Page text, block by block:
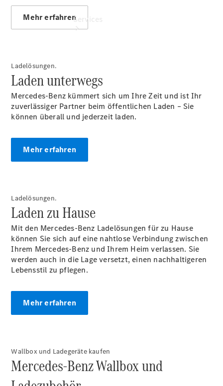
Services
Übersicht
Serviceangebote
Reifen &
Teile &
Zubehör
Pannen- &
Umrüstungen
Warnung: Betrug
beim
Gebrauchtwagenkauf
Service für
Reisemobile
Gebrauchtwagensuche
Extras
Mehr erfahren
Ladelösungen.
Laden unterwegs
Mercedes-Benz kümmert sich um Ihre Zeit und ist Ihr
zuverlässiger Partner beim öffentlichen Laden – Sie
können überall und jederzeit laden.
Mehr erfahren
Ladelösungen.
Laden zu Hause
Mit den Mercedes-Benz Ladelösungen für zu Hause
können Sie sich auf eine nahtlose Verbindung zwischen
Ihrem Mercedes-Benz und Ihrem Heim verlassen. Sie
werden auch in die Lage versetzt, einen nachhaltigeren
Lebensstil zu pflegen.
Mehr erfahren
Wallbox und Ladegeräte kaufen
Mercedes-Benz Wallbox und